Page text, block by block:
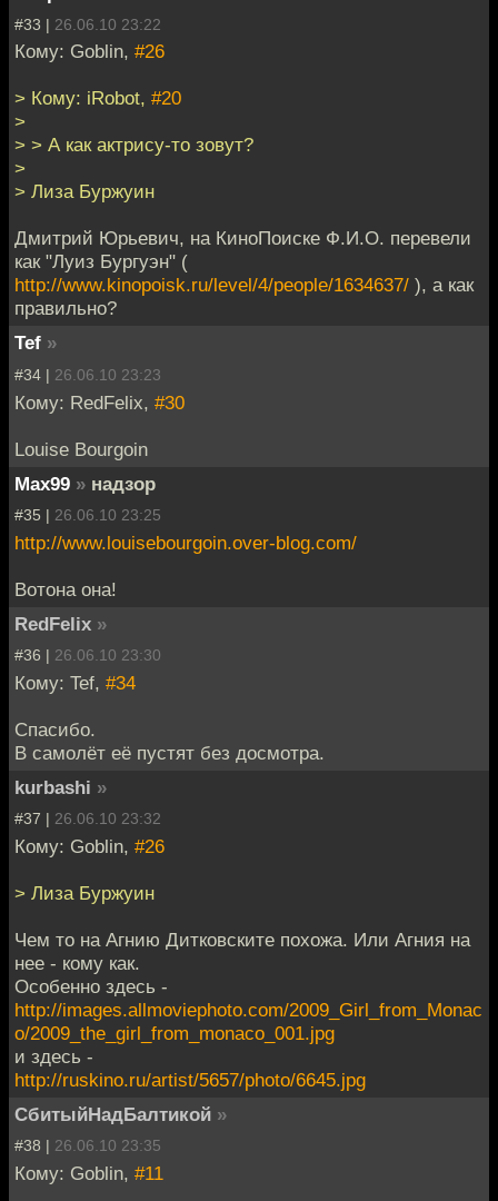
#33 | 26.06.10 23:22
Кому: Goblin, #26
> Кому: iRobot, #20
>
> > А как актрису-то зовут?
>
> Лиза Буржуин
Дмитрий Юрьевич, на КиноПоиске Ф.И.О. перевели
как "Луиз Бургуэн" (
http://www.kinopoisk.ru/level/4/people/1634637/ ), а как
правильно?
Tef »
#34 | 26.06.10 23:23
Кому: RedFelix, #30
Louise Bourgoin
Max99 » надзор
#35 | 26.06.10 23:25
http://www.louisebourgoin.over-blog.com/
Вотона она!
RedFelix »
#36 | 26.06.10 23:30
Кому: Tef, #34
Спасибо.
В самолёт её пустят без досмотра.
kurbashi »
#37 | 26.06.10 23:32
Кому: Goblin, #26
> Лиза Буржуин
Чем то на Агнию Дитковските похожа. Или Агния на
нее - кому как.
Особенно здесь -
http://images.allmoviephoto.com/2009_Girl_from_Monac
o/2009_the_girl_from_monaco_001.jpg
и здесь -
http://ruskino.ru/artist/5657/photo/6645.jpg
СбитыйНадБалтикой »
#38 | 26.06.10 23:35
Кому: Goblin, #11